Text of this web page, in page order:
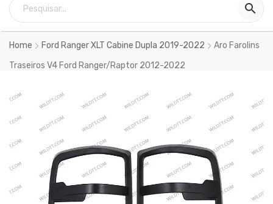

Home Ford Ranger XLT Cabine Dupla 2019-2022
Aro Farolins
Traseiros V4 Ford Ranger/Raptor 2012-2022